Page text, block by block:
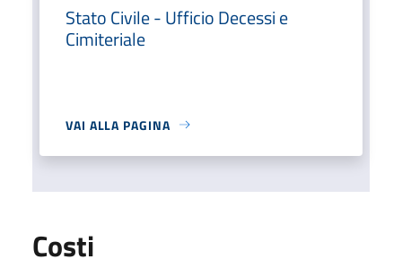
Stato Civile - Ufficio Decessi e
Cimiteriale
VAI ALLA PAGINA
Costi